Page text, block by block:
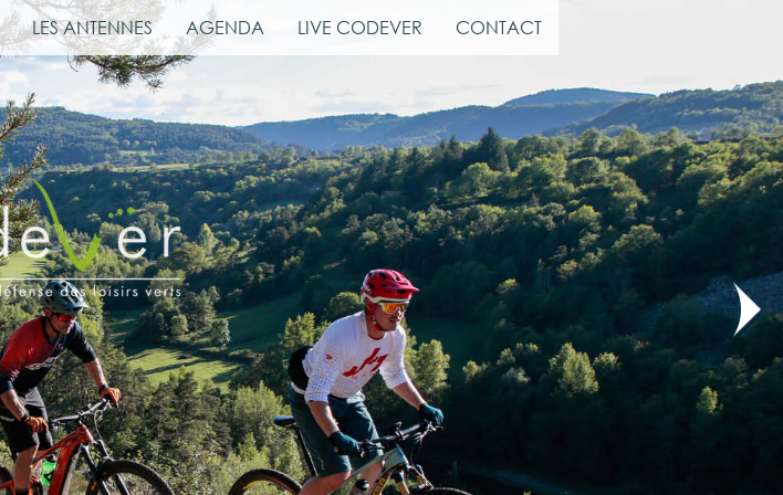
LES ANTENNES AGENDA LIVE CODEVER CONTACT